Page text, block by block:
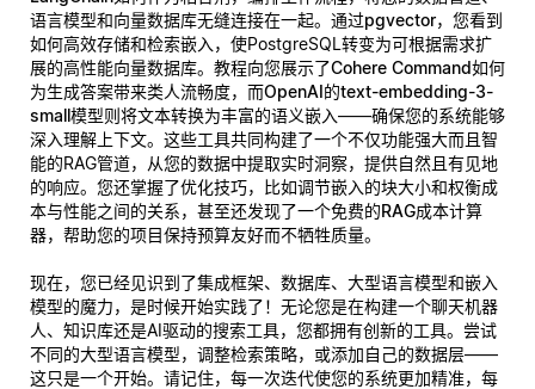
语言模型和向量数据库无缝连接在一起。通过pgvector，您看到
如何高效存储和检索嵌入，使PostgreSQL转变为可根据需求扩
展的高性能向量数据库。教程向您展示了Cohere Command如何
为生成答案带来类人流畅度，而OpenAI的text-embedding-3-
small模型则将文本转换为丰富的语义嵌入——确保您的系统能够
深入理解上下文。这些工具共同构建了一个不仅功能强大而且智
能的RAG管道，从您的数据中提取实时洞察，提供自然且有见地
的响应。您还掌握了优化技巧，比如调节嵌入的块大小和权衡成
本与性能之间的关系，甚至还发现了一个免费的RAG成本计算
器，帮助您的项目保持预算友好而不牺牲质量。
现在，您已经见识到了集成框架、数据库、大型语言模型和嵌入
模型的魔力，是时候开始实践了！无论您是在构建一个聊天机器
人、知识库还是AI驱动的搜索工具，您都拥有创新的工具。尝试
不同的大型语言模型，调整检索策略，或添加自己的数据层——
这只是一个开始。请记住，每一次迭代使您的系统更加精准，每